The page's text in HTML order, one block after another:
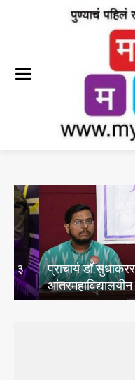
प्राचार्य डॉ.सुधाकरराव
आंतरमहाविद्यालयीन